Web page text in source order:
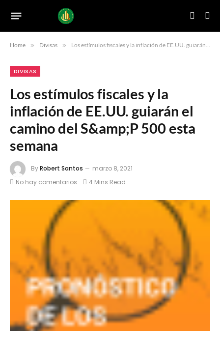
Home » Divisas » Los estímulos fiscales y la inflación de EE.UU. guiarán el camino del S&amp;P 500 esta semana
DIVISAS
Los estímulos fiscales y la
inflación de EE.UU. guiarán el
camino del S&amp;P 500 esta
semana
ByRobert Santos
marzo 8, 2021
No hay comentarios
4 Mins Read